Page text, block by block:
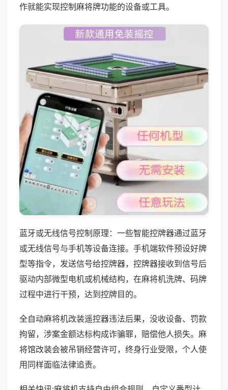
作就能实现控制麻将牌功能的设备或工具。
蓝牙或无线信号控制原理：一些智能控牌器通过蓝牙
或无线信号与手机等设备连接。手机端软件预设好牌
型等指令，发送信号给控牌器，控牌器接收到信号后
驱动内部微型电机或机械结构，在麻将机洗牌、码牌
过程中进行干预，达到控牌目的。
全自动麻将机改装遥控器违法后果，没收设备、罚款
拘留，涉案金额达标构成诈骗罪，赔偿他人损失。麻
将馆改装会被吊销经营许可，终身行业受限，个人使
用同样面临法律追责。